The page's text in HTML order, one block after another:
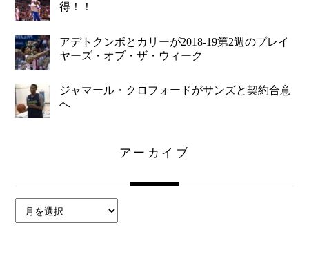
得！！
アデトクンボとカリーが2018-19第2週のプレイ
ヤーズ・オブ・ザ・ウィーク
ジャマール・クロフォードがサンズと契約合意
へ
アーカイブ
ー